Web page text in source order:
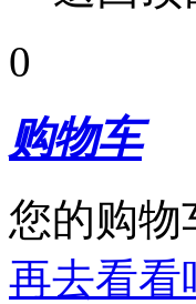
0
购物车
您的购物
再去看看